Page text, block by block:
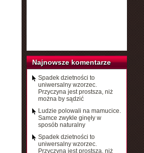
Najnowsze komentarze
Spadek dzietności to
uniwersalny wzorzec.
Przyczyna jest prostsza, niż
można by sądzić
Ludzie polowali na mamucice.
Samce zwykle ginęły w
sposób naturalny
Spadek dzietności to
uniwersalny wzorzec.
Przyczyna jest prostsza, niż